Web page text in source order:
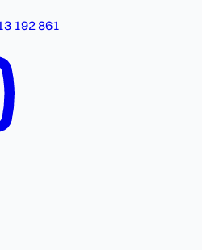
192 861